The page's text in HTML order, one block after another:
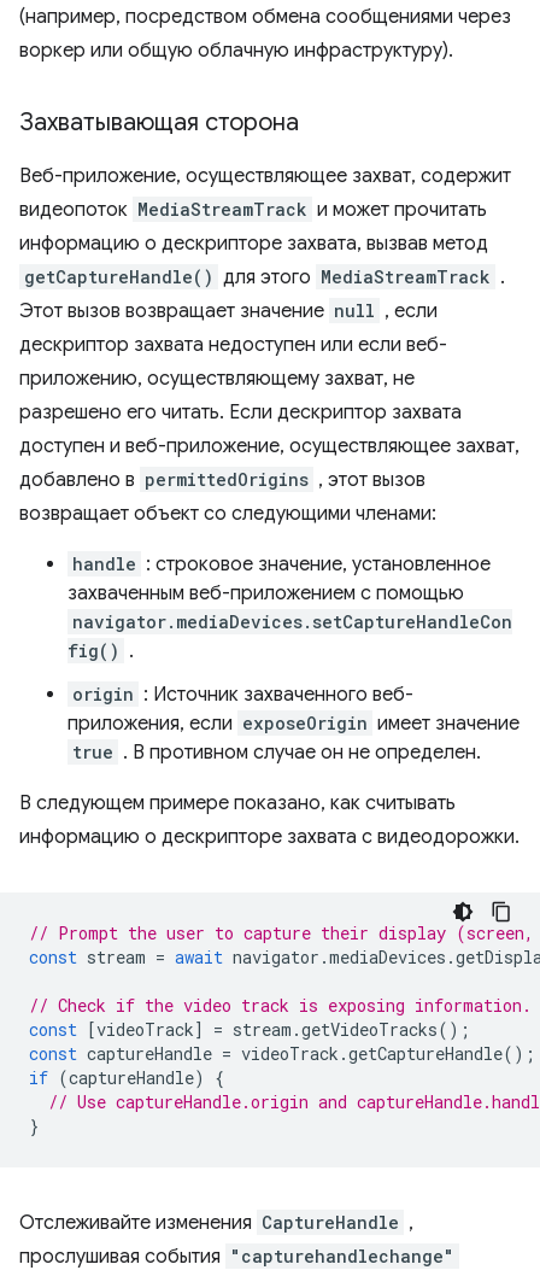
(например, посредством обмена сообщениями через
воркер или общую облачную инфраструктуру).
Захватывающая сторона
Веб-приложение, осуществляющее захват, содержит
видеопоток MediaStreamTrack и может прочитать
информацию о дескрипторе захвата, вызвав метод
getCaptureHandle() для этого MediaStreamTrack .
Этот вызов возвращает значение null , если
дескриптор захвата недоступен или если веб-
приложению, осуществляющему захват, не
разрешено его читать. Если дескриптор захвата
доступен и веб-приложение, осуществляющее захват,
добавлено в permittedOrigins , этот вызов
возвращает объект со следующими членами:
handle : строковое значение, установленное
захваченным веб-приложением с помощью
navigator.mediaDevices.setCaptureHandleCon
fig() .
origin : Источник захваченного веб-
приложения, если exposeOrigin имеет значение
true . В противном случае он не определен.
В следующем примере показано, как считывать
информацию о дескрипторе захвата с видеодорожки.
// Prompt the user to capture their display (screen,
const stream = await navigator .mediaDevices .
// Check if the video track is exposing information.
const [videoTrack] = stream .getVideoTracks();
const captureHandle = videoTrack .getCaptureHandle();
if (captureHandle)
{
// Use captureHandle.origin and
}
Отслеживайте изменения CaptureHandle ,
прослушивая события "capturehandlechange"